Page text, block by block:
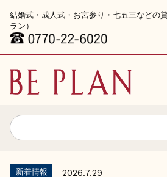
結婚式・成人式・お宮参り・七五三などの
ラン）
新着情報
2026.7.29